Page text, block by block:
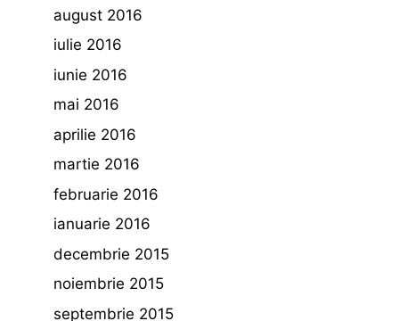
august 2016
iulie 2016
iunie 2016
mai 2016
aprilie 2016
martie 2016
februarie 2016
ianuarie 2016
decembrie 2015
noiembrie 2015
septembrie 2015